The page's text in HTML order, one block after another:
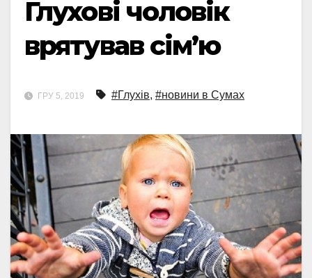
Глухові чоловік
врятував сім’ю
ГРУ 5, 2019 #Глухів, #новини в Сумах